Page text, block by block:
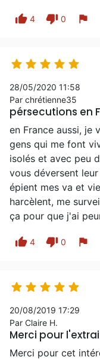
thumb_up 4 thumb_down 0 flag
    
28/05/2020 11:58
Par chrétienne35
pérsecutions en
en France aussi, je
gens qui me font
isolés et avec peu
vous déversent
épient mes va et
harcèlent, me
ça pour que j'ai
thumb_up 4 thumb_down 0 flag
    
20/08/2019 17:29
Par Claire H.
Merci pour
Merci pour cet